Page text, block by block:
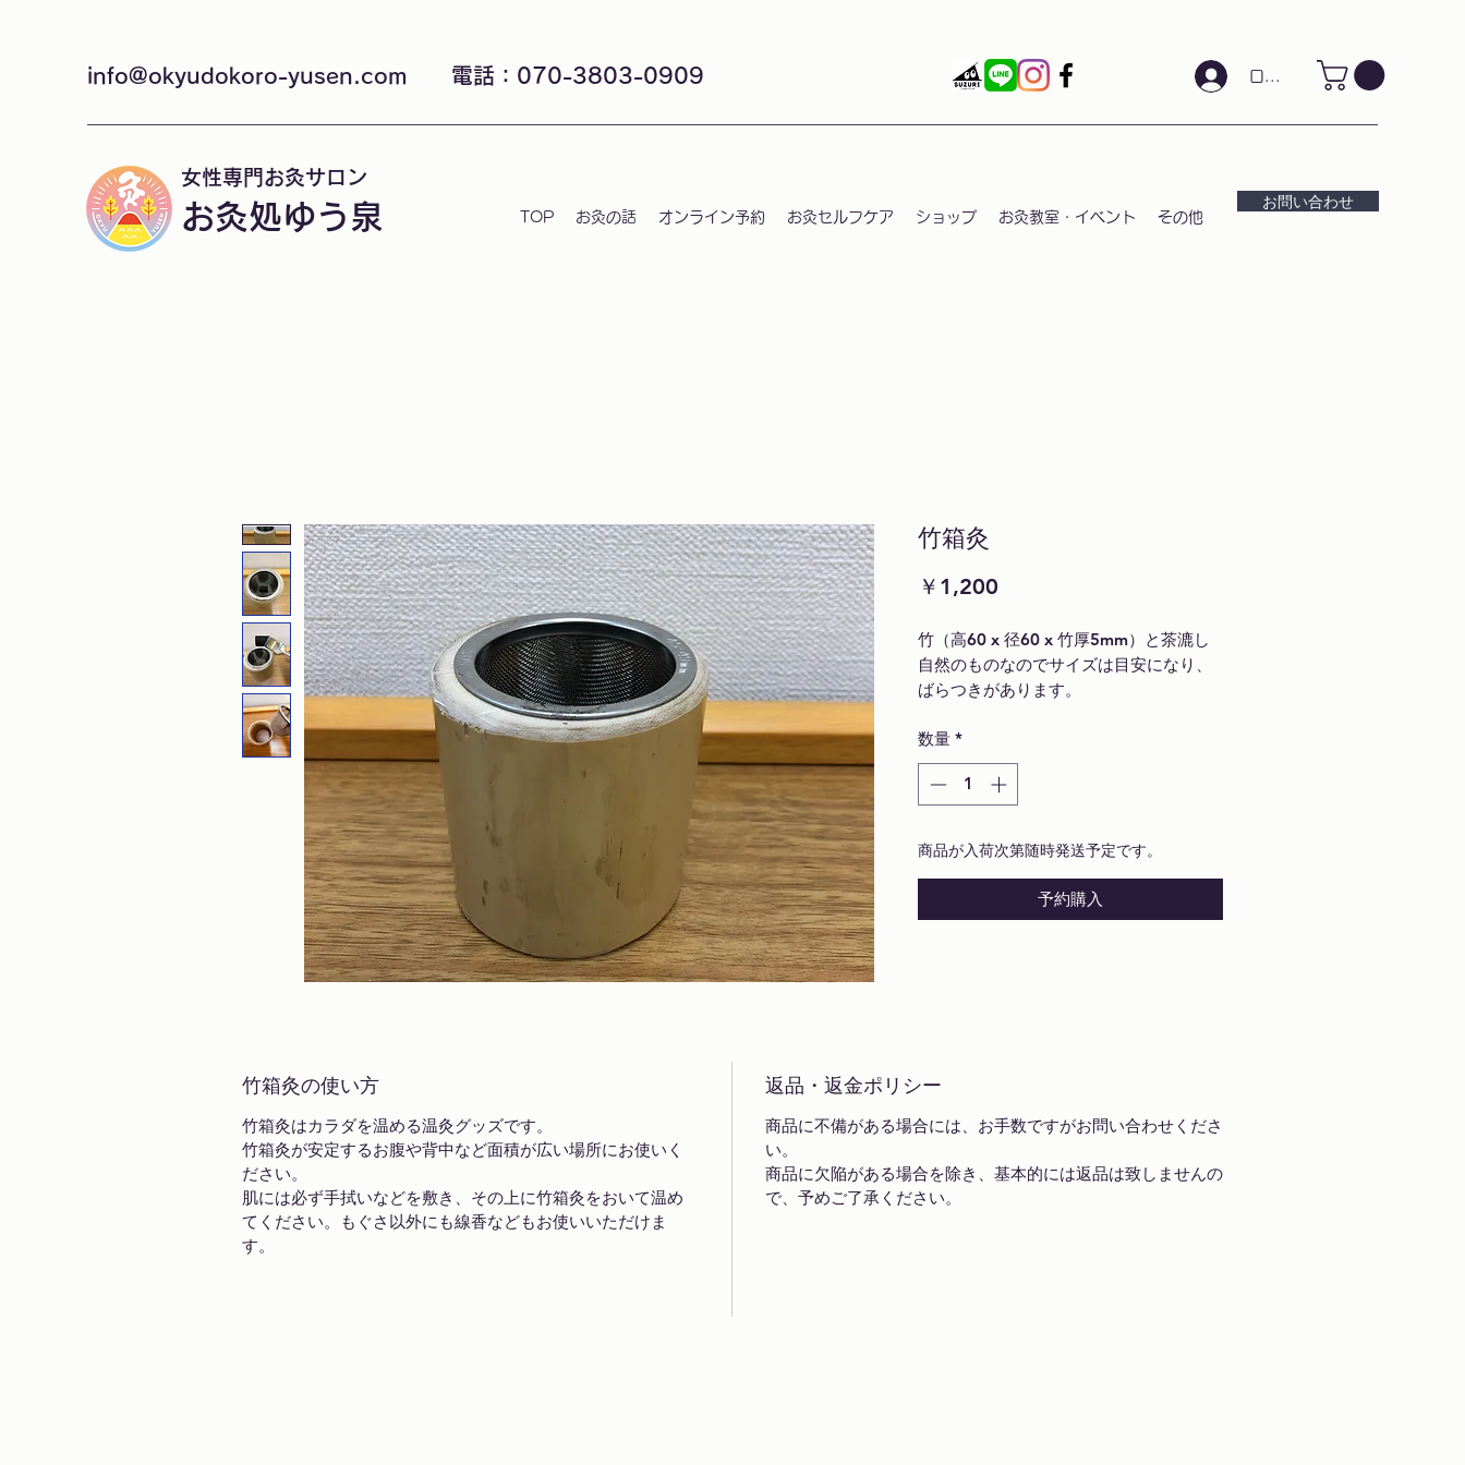
info@okyudokoro-yusen.com 電話：070-3803-0909 ログイン
女性専門お灸サロン
お灸処ゆう泉 TOP お灸の話 オンライン予約 お灸セルフケア ショップ お灸教室・イベント その他
お問い合わせ
竹箱灸
￥1,200
竹（高60 x 径60 x 竹厚5mm）と茶漉し
自然のものなのでサイズは目安になり、
ばらつきがあります。
数量 *
商品が入荷次第随時発送予定です。
予約購入
竹箱灸の使い方
竹箱灸はカラダを温める温灸グッズです。
竹箱灸が安定するお腹や背中など面積が広い場所にお使いく
ださい。
肌には必ず手拭いなどを敷き、その上に竹箱灸をおいて温め
てください。もぐさ以外にも線香などもお使いいただけま
す。
返品・返金ポリシー
商品に不備がある場合には、お手数ですがお問い合わせくださ
い。
商品に欠陥がある場合を除き、基本的には返品は致しませんの
で、予めご了承ください。